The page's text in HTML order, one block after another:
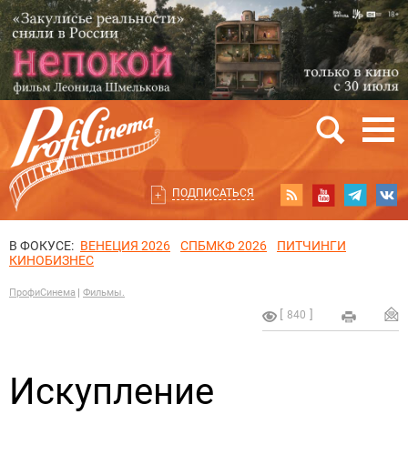
ПОДПИСАТЬСЯ
В ФОКУСЕ: ВЕНЕЦИЯ 2026 СПБМКФ 2026
ПИТЧИНГИ
КИНОБИЗНЕС
ПрофиСинема Фильмы.
840
Искупление